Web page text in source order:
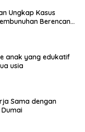
Ungkap Kasus
Berencana,
anak yang edukatif
usia
Sama dengan
Dumai